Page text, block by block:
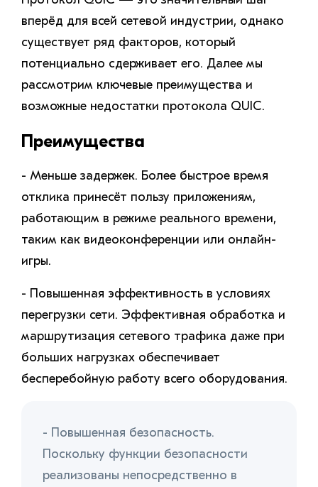
вперёд для всей сетевой индустрии, однако
существует ряд факторов, который
потенциально сдерживает его. Далее мы
рассмотрим ключевые преимущества и
возможные недостатки протокола QUIC.
Преимущества
- Меньше задержек. Более быстрое время
отклика принесёт пользу приложениям,
работающим в режиме реального времени,
таким как видеоконференции или онлайн-
игры.
- Повышенная эффективность в условиях
перегрузки сети. Эффективная обработка и
маршрутизация сетевого трафика даже при
больших нагрузках обеспечивает
бесперебойную работу всего оборудования.
- Повышенная безопасность.
Поскольку функции безопасности
реализованы непосредственно в